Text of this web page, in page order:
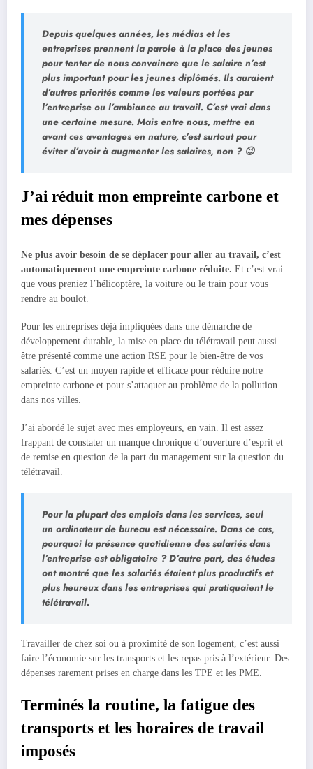
Depuis quelques années, les médias et les
entreprises prennent la parole à la place des jeunes
pour tenter de nous convaincre que le salaire n’est
plus important pour les jeunes diplômés. Ils auraient
d’autres priorités comme les valeurs portées par
l’entreprise ou l’ambiance au travail. C’est vrai dans
une certaine mesure. Mais entre nous, mettre en
avant ces avantages en nature, c’est surtout pour
éviter d’avoir à augmenter les salaires, non ? 😉
J’ai réduit mon empreinte carbone et
mes dépenses
Ne plus avoir besoin de se déplacer pour aller au travail, c’est
automatiquement une empreinte carbone réduite. Et c’est vrai
que vous preniez l’hélicoptère, la voiture ou le train pour vous
rendre au boulot.
Pour les entreprises déjà impliquées dans une démarche de
développement durable, la mise en place du télétravail peut aussi
être présenté comme une action RSE pour le bien-être de vos
salariés. C’est un moyen rapide et efficace pour réduire notre
empreinte carbone et pour s’attaquer au problème de la pollution
dans nos villes.
J’ai abordé le sujet avec mes employeurs, en vain. Il est assez
frappant de constater un manque chronique d’ouverture d’esprit et
de remise en question de la part du management sur la question du
télétravail.
Pour la plupart des emplois dans les services, seul
un ordinateur de bureau est nécessaire. Dans ce cas,
pourquoi la présence quotidienne des salariés dans
l’entreprise est obligatoire ? D’autre part, des études
ont montré que les salariés étaient plus productifs et
plus heureux dans les entreprises qui pratiquaient le
télétravail.
Travailler de chez soi ou à proximité de son logement, c’est aussi
faire l’économie sur les transports et les repas pris à l’extérieur. Des
dépenses rarement prises en charge dans les TPE et les PME.
Terminés la routine, la fatigue des
transports et les horaires de travail
imposés